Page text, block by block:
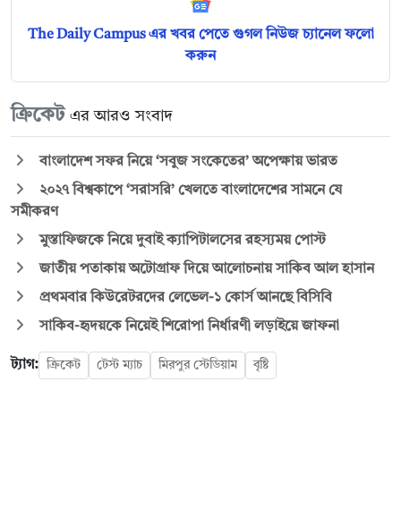
The Daily Campus এর খবর পেতে গুগল নিউজ চ্যানেল ফলো
করুন
ক্রিকেট এর আরও সংবাদ
বাংলাদেশ সফর নিয়ে ‘সবুজ সংকেতের’ অপেক্ষায় ভারত
২০২৭ বিশ্বকাপে ‘সরাসরি’ খেলতে বাংলাদেশের সামনে যে
সমীকরণ
মুস্তাফিজকে নিয়ে দুবাই ক্যাপিটালসের রহস্যময় পোস্ট
জাতীয় পতাকায় অটোগ্রাফ দিয়ে আলোচনায় সাকিব আল হাসান
প্রথমবার কিউরেটরদের লেভেল-১ কোর্স আনছে বিসিবি
সাকিব-হৃদয়কে নিয়েই শিরোপা নির্ধারণী লড়াইয়ে জাফনা
ট্যাগ: ক্রিকেট টেস্ট ম্যাচ মিরপুর স্টেডিয়াম বৃষ্টি